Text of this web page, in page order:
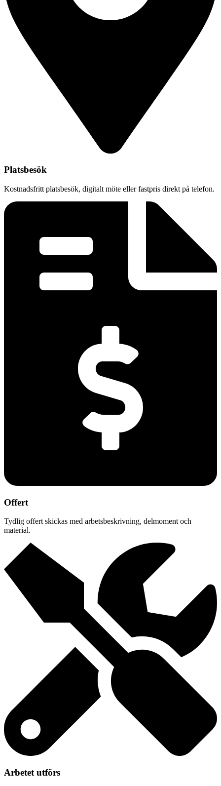
Platsbesök
Kostnadsfritt platsbesök, digitalt möte eller fastpris direkt på telefon.
Offert
Tydlig offert skickas med arbetsbeskrivning, delmoment och
material.
Arbetet utförs